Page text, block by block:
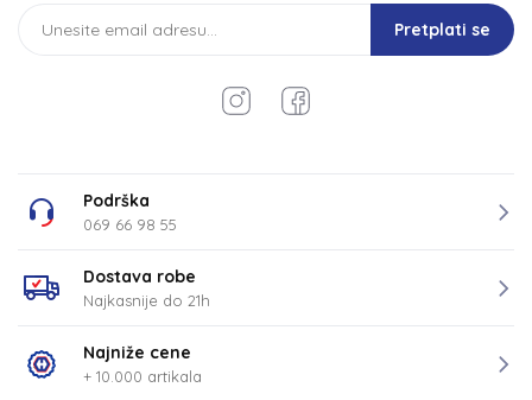
Pretplati se
Podrška
069 66 98 55
Dostava robe
Najkasnije do 21h
Najniže cene
+ 10.000 artikala